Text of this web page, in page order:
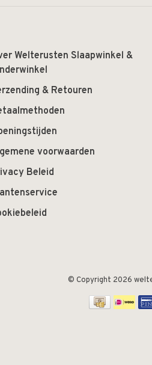
Welterusten Slaapwinkel &
& Retouren
voorwaarden
Beleid
© Copyright 2026